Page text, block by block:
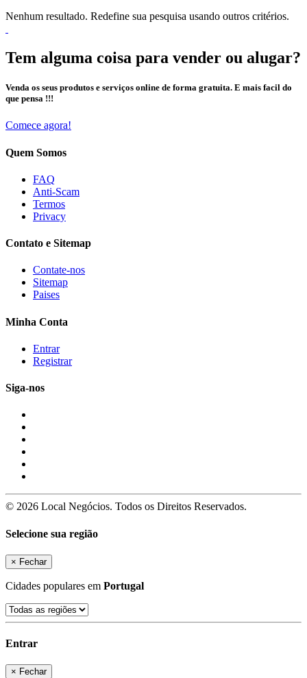
Nenhum resultado. Redefine sua pesquisa usando outros critérios.
Tem alguma coisa para vender ou alugar?
Venda os seus produtos e serviços online de forma gratuita. E mais facil do
que pensa !!!
Comece agora!
Quem Somos
FAQ
Anti-Scam
Termos
Privacy
Contato e Sitemap
Contate-nos
Sitemap
Paises
Minha Conta
Entrar
Registrar
Siga-nos
© 2026 Local Negócios. Todos os Direitos Reservados.
Selecione sua região
× Fechar
Cidades populares em Portugal
Entrar
× Fechar